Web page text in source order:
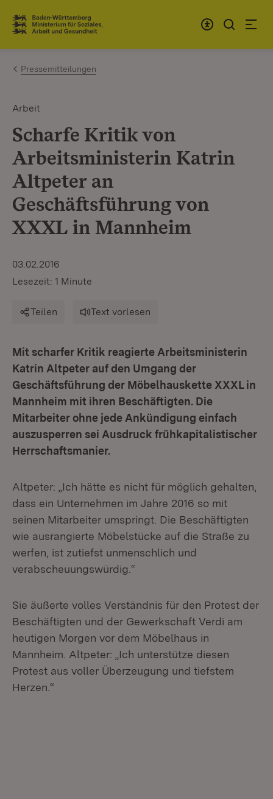
Zum Inhalt springen
Link zur Startseite
Pressemitteilungen
Arbeit
Scharfe Kritik von
Arbeitsministerin Katrin
Altpeter an
Geschäftsführung von
XXXL in Mannheim
03.02.2016
Lesezeit: 1 Minute
Teilen Text vorlesen
Mit scharfer Kritik reagierte Arbeitsministerin
Katrin Altpeter auf den Umgang der
Geschäftsführung der Möbelhauskette XXXL in
Mannheim mit ihren Beschäftigten. Die
Mitarbeiter ohne jede Ankündigung einfach
auszusperren sei Ausdruck frühkapitalistischer
Herrschaftsmanier.
Altpeter: „Ich hätte es nicht für möglich gehalten,
dass ein Unternehmen im Jahre 2016 so mit
seinen Mitarbeiter umspringt. Die Beschäftigten
wie ausrangierte Möbelstücke auf die Straße zu
werfen, ist zutiefst unmenschlich und
verabscheuungswürdig.“
Sie äußerte volles Verständnis für den Protest der
Beschäftigten und der Gewerkschaft Verdi am
heutigen Morgen vor dem Möbelhaus in
Mannheim. Altpeter: „Ich unterstütze diesen
Protest aus voller Überzeugung und tiefstem
Herzen.“